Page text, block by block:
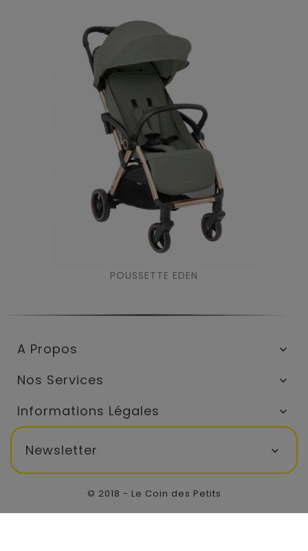
POUSSETTE EDEN
A Propos 
Nos Services 
Informations Légales 
Newsletter 
© 2018 - Le Coin des Petits